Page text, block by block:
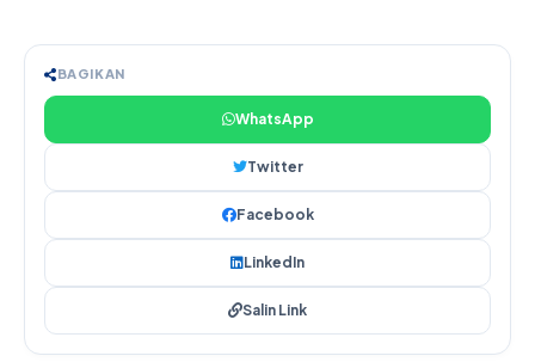
BAGIKAN
WhatsApp
Twitter
Facebook
LinkedIn
Salin Link